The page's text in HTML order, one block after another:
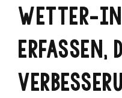
WETTER-
ERFASSEN,